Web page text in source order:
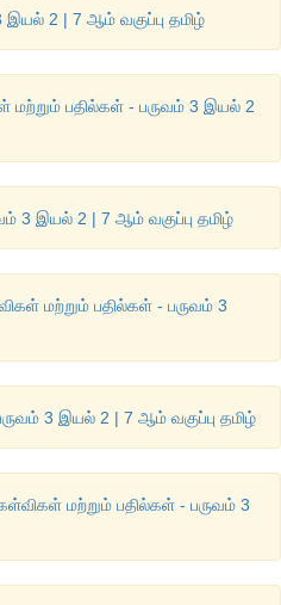
நாடினான்.
ஆடினாள்.
சொற்களையே பேசுவேன்.
நடந்து கொள்வேன்.
பின்பற்றி நடப்பேன்.
இயல் 2 | 7 ஆம் வகுப்பு தமிழ்
மற்றும் பதில்கள் - பருவம் 3 இயல் 2
3 இயல் 2 | 7 ஆம் வகுப்பு தமிழ்
மற்றும் பதில்கள் - பருவம் 3
3 இயல் 2 | 7 ஆம் வகுப்பு தமிழ்
மற்றும் பதில்கள் - பருவம் 3